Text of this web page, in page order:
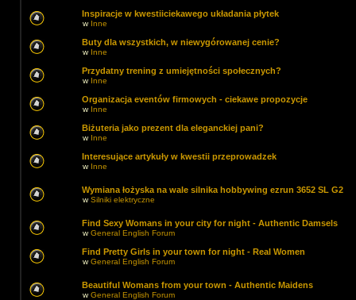
Inspiracje w kwestiiciekawego układania płytek
w Inne
Buty dla wszystkich, w niewygórowanej cenie?
w Inne
Przydatny trening z umiejętności społecznych?
w Inne
Organizacja eventów firmowych - ciekawe propozycje
w Inne
Biżuteria jako prezent dla eleganckiej pani?
w Inne
Interesujące artykuły w kwestii przeprowadzek
w Inne
Wymiana łożyska na wale silnika hobbywing ezrun 3652 SL G2
wSilniki elektryczne
Find Sexy Womans in your city for night - Authentic Damsels
wGeneral English Forum
Find Pretty Girls in your town for night - Real Women
wGeneral English Forum
Beautiful Womans from your town - Authentic Maidens
wGeneral English Forum